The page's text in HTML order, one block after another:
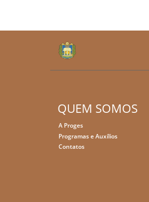
QUEM SOMOS
A Proges
Programas e Auxílios
Contatos